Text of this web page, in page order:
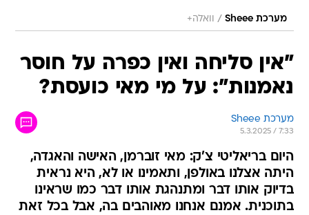
מערכת Sheee / וואלה+
"אין סליחה ואין כפרה על חוסר
נאמנות": על מי מאי כועסת?
מערכת Sheee
5.3.2025 / 7:33
היום בריאליטי צ'ק: מאי זוברמן, האישה והאגדה,
היתה אצלנו באולפן, ותאמינו או לא, היא נראית
בדיוק אותו דבר ומתנהגת אותו דבר כמו שראינו
בתוכנית. אמנם אנחנו מאוהבים בה, אבל בכל זאת